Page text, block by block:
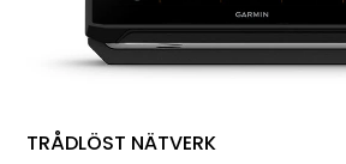
TRÅDLÖST NÄTVERK